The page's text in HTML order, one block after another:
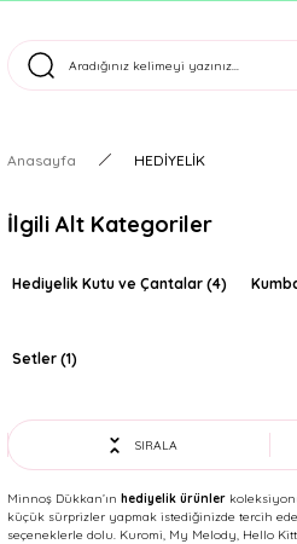
Tüm Siparişler Aynı
Anasayfa HEDİYELİK
İlgili Alt Kategoriler
Hediyelik Kutu ve Çantalar (4)
Setler (1)
SIRALA
Minnoş Dükkan’ın hediyelik ürünler
küçük sürprizler yapmak istediğinizde tercih
seçeneklerle dolu. Kuromi, My Melody, Hello